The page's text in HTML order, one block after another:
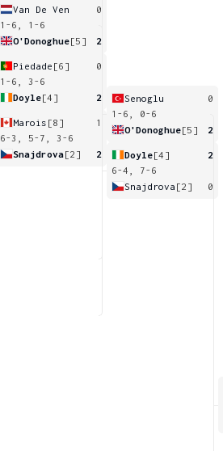
Van De Ven
0
1-6, 1-6
O'Donoghue[5] 2
Piedade [6]
0
1-6, 3-6
Doyle[4] 2
Marois [8]
1
6-3, 5-7, 3-6
Snajdrova[2] 2
Senoglu
0
1-6, 0-6
O'Donoghue[5] 2
Doyle[4]
2
6-4, 7-6
Snajdrova [2] 0